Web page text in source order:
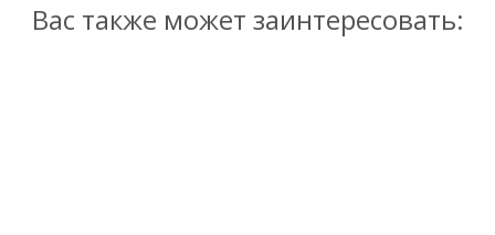
Вас также может заинтересовать: